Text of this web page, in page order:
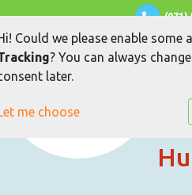
(071)
Could we please enable
? You can always
later.
me choose